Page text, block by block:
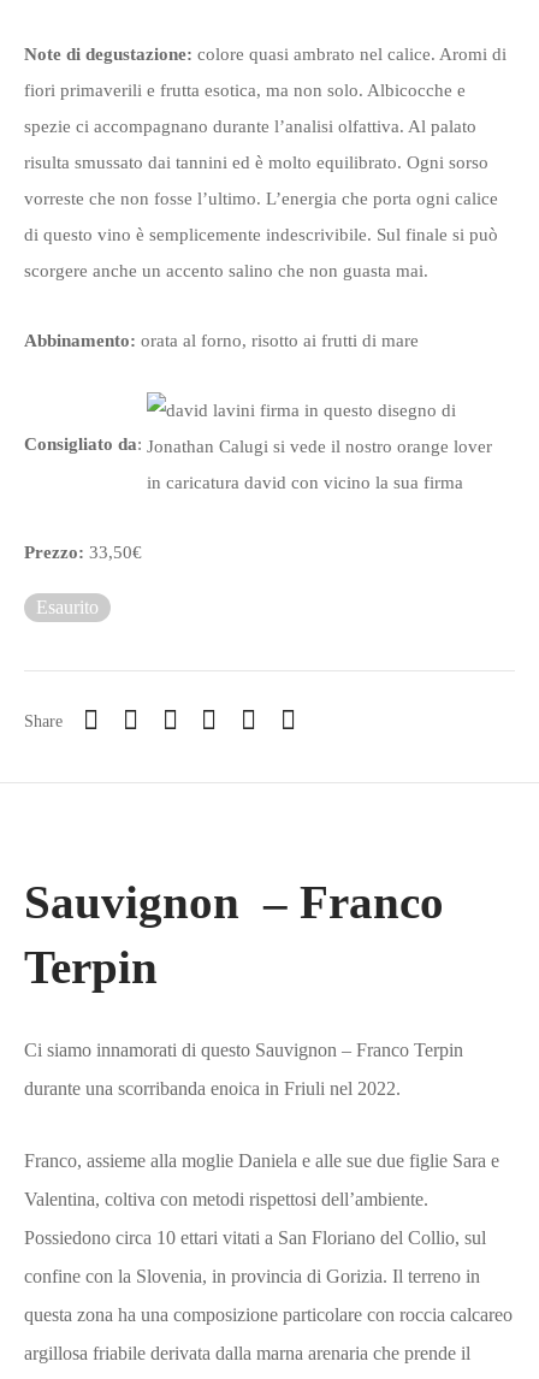
Note di degustazione: colore quasi ambrato nel calice. Aromi di
fiori primaverili e frutta esotica, ma non solo. Albicocche e
spezie ci accompagnano durante l’analisi olfattiva. Al palato
risulta smussato dai tannini ed è molto equilibrato. Ogni sorso
vorreste che non fosse l’ultimo. L’energia che porta ogni calice
di questo vino è semplicemente indescrivibile. Sul finale si può
scorgere anche un accento salino che non guasta mai.
Abbinamento: orata al forno, risotto ai frutti di mare
Consigliato da:
Prezzo: 33,50€
Esaurito
Share
Sauvignon – Franco
Terpin
Ci siamo innamorati di questo Sauvignon – Franco Terpin
durante una scorribanda enoica in Friuli nel 2022.
Franco, assieme alla moglie Daniela e alle sue due figlie Sara e
Valentina, coltiva con metodi rispettosi dell’ambiente.
Possiedono circa 10 ettari vitati a San Floriano del Collio, sul
confine con la Slovenia, in provincia di Gorizia. Il terreno in
questa zona ha una composizione particolare con roccia calcareo
argillosa friabile derivata dalla marna arenaria che prende il